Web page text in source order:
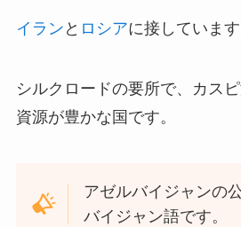
イラン と ロシアに接しています
シルクロードの要所で、カス
資源が豊かな国です。
アゼルバイジャンの
バイジャン語です。